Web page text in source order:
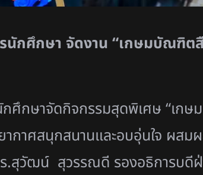
นักศึกษา จัดงาน “เกษมบัณฑิ
กศึกษาจัดกิจกรรมสุดพิเศษ “เก
กาศสนุกสนานและอบอุ่นใจ ผสม
.สุวัฒน์ สุวรรณดี รองอธิการบดีฝ่